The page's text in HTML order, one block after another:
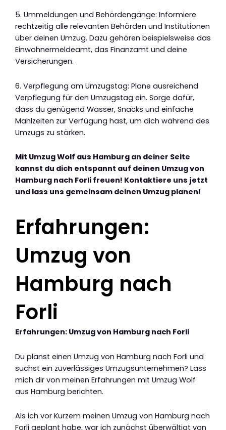
5. Ummeldungen und Behördengänge: Informiere
rechtzeitig alle relevanten Behörden und Institutionen
über deinen Umzug. Dazu gehören beispielsweise das
Einwohnermeldeamt, das Finanzamt und deine
Versicherungen.
6. Verpflegung am Umzugstag: Plane ausreichend
Verpflegung für den Umzugstag ein. Sorge dafür,
dass du genügend Wasser, Snacks und einfache
Mahlzeiten zur Verfügung hast, um dich während des
Umzugs zu stärken.
Mit Umzug Wolf aus Hamburg an deiner Seite
kannst du dich entspannt auf deinen Umzug von
Hamburg nach Forli freuen! Kontaktiere uns jetzt
und lass uns gemeinsam deinen Umzug planen!
Erfahrungen:
Umzug von
Hamburg nach
Forli
Erfahrungen: Umzug von Hamburg nach Forli
Du planst einen Umzug von Hamburg nach Forli und
suchst ein zuverlässiges Umzugsunternehmen? Lass
mich dir von meinen Erfahrungen mit Umzug Wolf
aus Hamburg berichten.
Als ich vor Kurzem meinen Umzug von Hamburg nach
Forli geplant habe, war ich zunächst überwältigt von